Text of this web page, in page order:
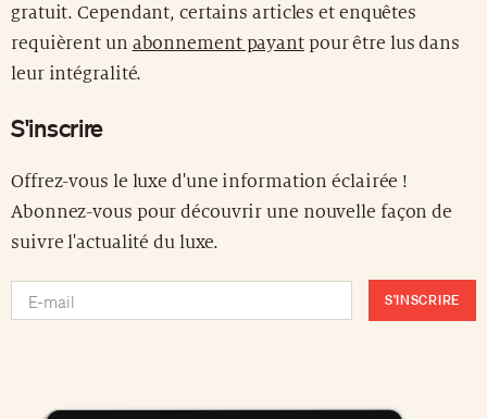
gratuit. Cependant, certains articles et enquêtes
requièrent un abonnement payantpour être lus dans
leur intégralité.
S'inscrire
Offrez-vous le luxe d'une information éclairée !
Abonnez-vous pour découvrir une nouvelle façon de
suivre l'actualité du luxe.
S'INSCRIRE